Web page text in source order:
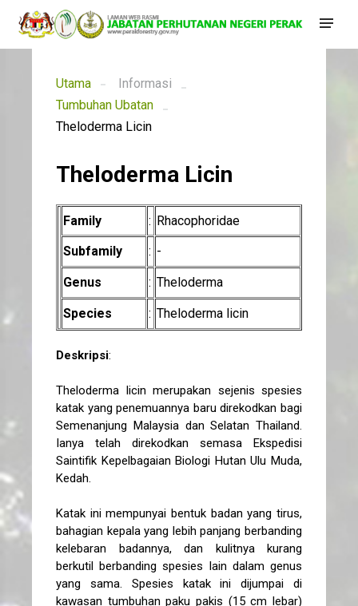
Utama
Informasi
Tumbuhan Ubatan
Theloderma Licin
Theloderma Licin
Family : Rhacophoridae
Subfamily
: -
Genus : Theloderma
Species : Theloderma licin
Deskripsi:
Theloderma licin merupakan sejenis spesies
katak yang penemuannya baru direkodkan bagi
Semenanjung Malaysia dan Selatan Thailand.
Ianya telah direkodkan semasa Ekspedisi
Saintifik Kepelbagaian Biologi Hutan Ulu Muda,
Kedah.
Katak ini mempunyai bentuk badan yang tirus,
bahagian kepala yang lebih panjang berbanding
kelebaran badannya, dan kulitnya kurang
berkutil berbanding spesies lain dalam genus
yang sama. Spesies katak ini dijumpai di
kawasan tumbuhan paku pakis (15 cm lebar)